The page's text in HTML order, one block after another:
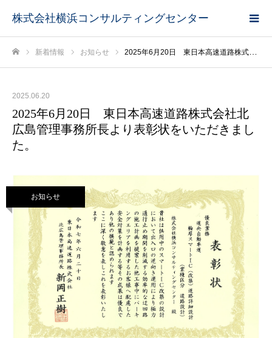
株式会社横浜コンサルティングセンター
新着情報 お知らせ 2025年6月20日 東日本高速道路株式会社北広島管理事務所長より表彰状をいただきました。
2025.06.20
2025年6月20日 東日本高速道路株式会社北
広島管理事務所長より表彰状をいただきまし
た。
お知らせ